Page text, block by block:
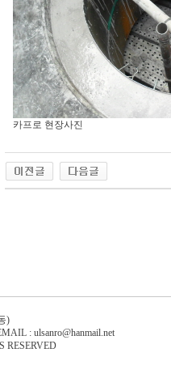
카프로 현장사진
)
: ulsanro@hanmail.net
RESERVED